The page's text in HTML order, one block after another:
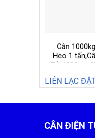
Cân
Heo 1
Tử 1000kg,
LIÊN LẠC
CÂN ĐIỆN